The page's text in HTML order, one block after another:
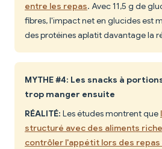
entre les repas. Avec 11,5 g de
fibres, l'impact net en glucides est
des protéines aplatit davantage la
MYTHE #4: Les snacks à
trop manger ensuite
RÉALITÉ: Les études montrent que
structuré avec des aliments
contrôler l'appétit lors des repas